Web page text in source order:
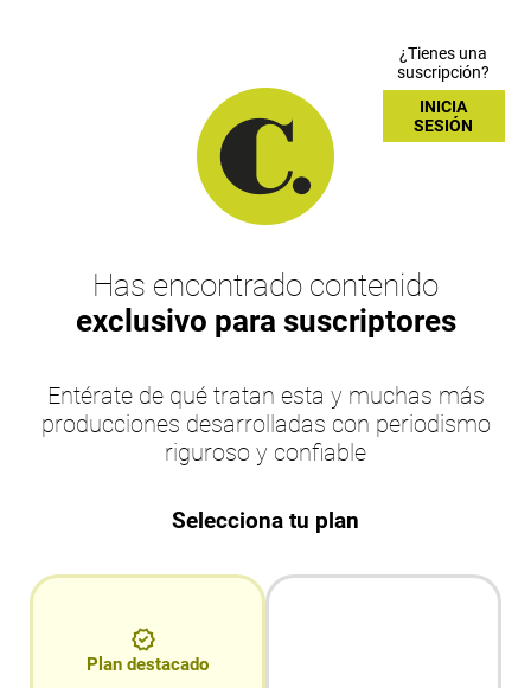
¿Tienes una
suscripción?
INICIA
SESIÓN
Has encontrado contenido
exclusivo para suscriptores
Entérate de qué tratan esta y muchas más
producciones desarrolladas con periodismo
riguroso y confiable
Selecciona tu plan
Plan destacado